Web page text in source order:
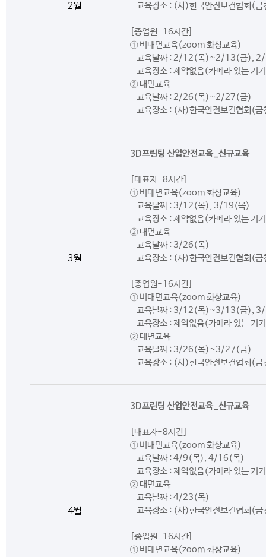
2월
교육장소 : (사)한국안전보건협회(금
[종업원-16시간]
① 비대면교육(zoom 화상교육)
교육날짜 : 2/12(목)~2/13(금),
교육장소 : 제약없음(카메라 있는 기
② 대면교육
교육날짜 : 2/26(목)~2/27(금)
교육장소 : (사)한국안전보건협회(금
3월
3D프린팅 산업안전교육_신규교육
[대표자-8시간]
① 비대면교육(zoom 화상교육)
교육날짜 : 3/12(목), 3/19(목)
교육장소 : 제약없음(카메라 있는 기
② 대면교육
교육날짜 : 3/26(목)
교육장소 : (사)한국안전보건협회(금
[종업원-16시간]
① 비대면교육(zoom 화상교육)
교육날짜 : 3/12(목)~3/13(금),
교육장소 : 제약없음(카메라 있는 기
② 대면교육
교육날짜 : 3/26(목)~3/27(금)
교육장소 : (사)한국안전보건협회(금
4월
3D프린팅 산업안전교육_신규교육
[대표자-8시간]
① 비대면교육(zoom 화상교육)
교육날짜 : 4/9(목), 4/16(목)
교육장소 : 제약없음(카메라 있는 기
② 대면교육
교육날짜 : 4/23(목)
교육장소 : (사)한국안전보건협회(금
[종업원-16시간]
① 비대면교육(zoom 화상교육)